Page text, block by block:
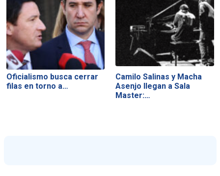
Oficialismo busca cerrar
filas en torno a…
Camilo Salinas y Macha
Asenjo llegan a Sala
Master:…